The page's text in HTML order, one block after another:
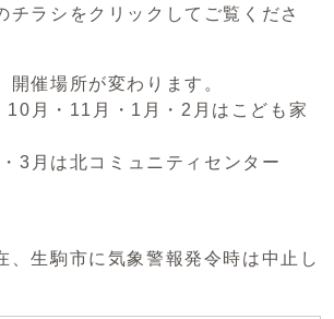
チラシをクリックしてご覧くださ
開催場所が変わります。
10月・11月・1月・2月はこども家
3月は北コミュニティセンター
、生駒市に気象警報発令時は中止し